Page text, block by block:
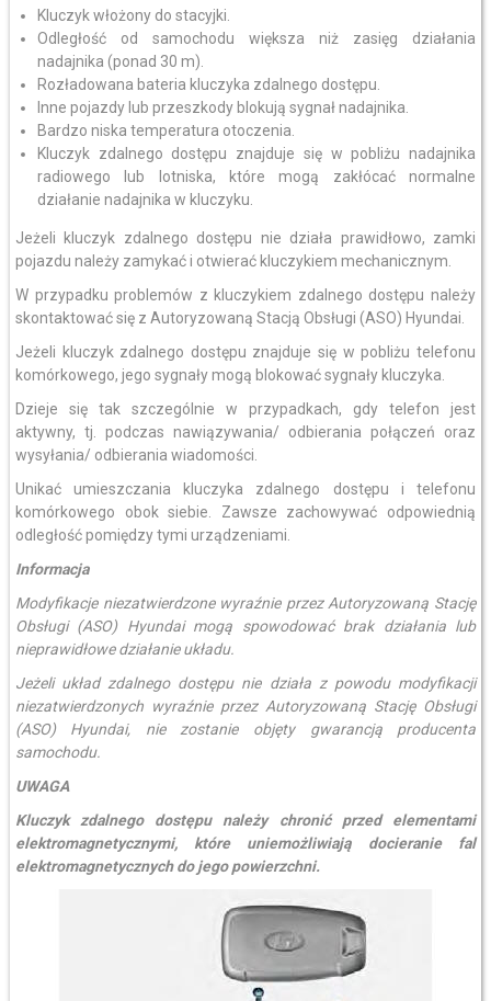
Kluczyk włożony do stacyjki.
Odległość od samochodu większa niż zasięg działania
nadajnika (ponad 30 m).
Rozładowana bateria kluczyka zdalnego dostępu.
Inne pojazdy lub przeszkody blokują sygnał nadajnika.
Bardzo niska temperatura otoczenia.
Kluczyk zdalnego dostępu znajduje się w pobliżu nadajnika
radiowego lub lotniska, które mogą zakłócać normalne
działanie nadajnika w kluczyku.
Jeżeli kluczyk zdalnego dostępu nie działa prawidłowo, zamki
pojazdu należy zamykać i otwierać kluczykiem mechanicznym.
W przypadku problemów z kluczykiem zdalnego dostępu należy
skontaktować się z Autoryzowaną Stacją Obsługi (ASO) Hyundai.
Jeżeli kluczyk zdalnego dostępu znajduje się w pobliżu telefonu
komórkowego, jego sygnały mogą blokować sygnały kluczyka.
Dzieje się tak szczególnie w przypadkach, gdy telefon jest
aktywny, tj. podczas nawiązywania/ odbierania połączeń oraz
wysyłania/ odbierania wiadomości.
Unikać umieszczania kluczyka zdalnego dostępu i telefonu
komórkowego obok siebie. Zawsze zachowywać odpowiednią
odległość pomiędzy tymi urządzeniami.
Informacja
Modyfikacje niezatwierdzone wyraźnie przez Autoryzowaną Stację
Obsługi (ASO) Hyundai mogą spowodować brak działania lub
nieprawidłowe działanie układu.
Jeżeli układ zdalnego dostępu nie działa z powodu modyfikacji
niezatwierdzonych wyraźnie przez Autoryzowaną Stację Obsługi
(ASO) Hyundai, nie zostanie objęty gwarancją producenta
samochodu.
UWAGA
Kluczyk zdalnego dostępu należy chronić przed elementami
elektromagnetycznymi, które uniemożliwiają docieranie fal
elektromagnetycznych do jego powierzchni.